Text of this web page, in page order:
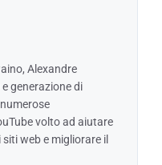
Alexandre
generazione di
volto ad aiutare
web e migliorare il